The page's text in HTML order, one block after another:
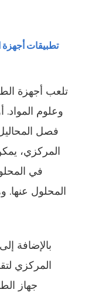
تطبيقات أجهزة
تلعب أجهزة
وعلوم
فصل
المركزي،
في
المحلول عنها.
بالإضافة
المركزي
جهاز